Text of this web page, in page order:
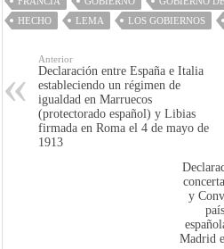
HECHO
LEMA LOS GOBIERNOS
Anterior
Declaración entre España e Italia
estableciendo un régimen de
igualdad en Marruecos
(protectorado español) y Libias
firmada en Roma el 4 de mayo de
1913
y
Madrid